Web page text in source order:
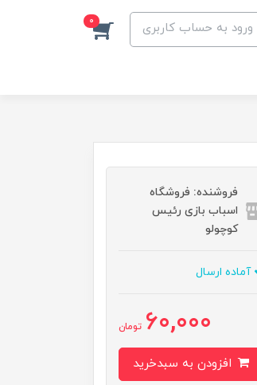
ورود به حساب کاربری 0
فروشنده: فروشگاه
اسباب بازی رئیس
کوچولو
آماده ارسال
60,000 تومان